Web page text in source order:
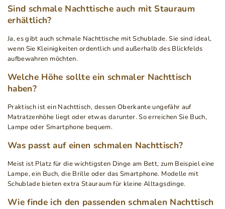
Sind schmale Nachttische auch mit Stauraum
erhältlich?
Ja, es gibt auch schmale Nachttische mit Schublade. Sie sind ideal,
wenn Sie Kleinigkeiten ordentlich und außerhalb des Blickfelds
aufbewahren möchten.
Welche Höhe sollte ein schmaler Nachttisch
haben?
Praktisch ist ein Nachttisch, dessen Oberkante ungefähr auf
Matratzenhöhe liegt oder etwas darunter. So erreichen Sie Buch,
Lampe oder Smartphone bequem.
Was passt auf einen schmalen Nachttisch?
Meist ist Platz für die wichtigsten Dinge am Bett, zum Beispiel eine
Lampe, ein Buch, die Brille oder das Smartphone. Modelle mit
Schublade bieten extra Stauraum für kleine Alltagsdinge.
Wie finde ich den passenden schmalen Nachttisch